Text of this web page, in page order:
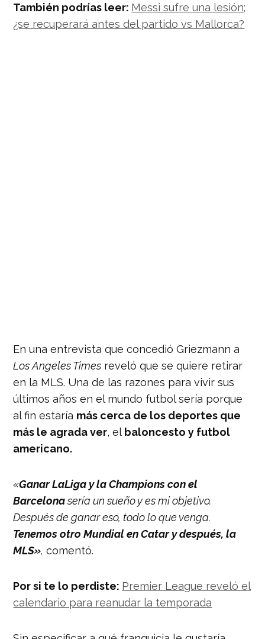
También podrías leer: Messi sufre una lesión;
¿se recuperará antes del partido vs Mallorca?
En una entrevista que concedió Griezmann a
Los Angeles Times reveló que se quiere retirar
en la MLS. Una de las razones para vivir sus
últimos años en el mundo futbol sería porque
al fin estaría más cerca de los deportes que
más le agrada ver, el baloncesto y futbol
americano.
«Ganar LaLiga y la Champions con el
Barcelonasería un sueño y es mi objetivo.
Después de ganar eso, todo lo que venga.
Tenemos otro Mundial en Catar y después, la
MLS», comentó.
Por si te lo perdiste: Premier League reveló el
calendario para reanudar la temporada